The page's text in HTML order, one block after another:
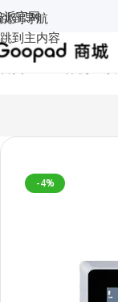
跳到导航
跳到主内容
派官网
工业一体机
-4%